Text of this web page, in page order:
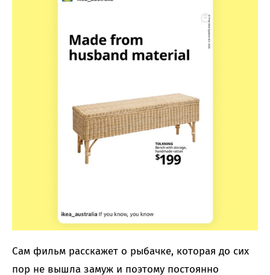
Сам фильм расскажет о рыбачке, которая до сих
пор не вышла замуж и поэтому постоянно